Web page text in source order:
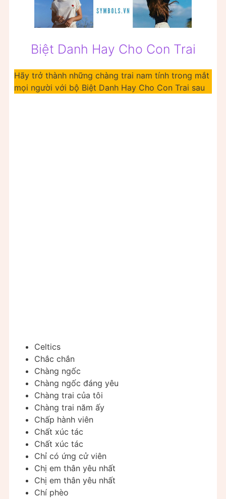
Biệt Danh Hay Cho Con Trai
Hãy trở thành những chàng trai nam tính trong mắt
mọi người với bộ Biệt Danh Hay Cho Con Trai sau
Celtics
Chắc chắn
Chàng ngốc
Chàng ngốc đáng yêu
Chàng trai của tôi
Chàng trai năm ấy
Chấp hành viên
Chất xúc tác
Chất xúc tác
Chỉ có ứng cử viên
Chị em thân yêu nhất
Chị em thân yêu nhất
Chí phèo